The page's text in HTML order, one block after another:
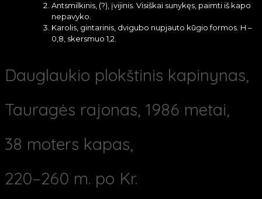
Antsmilkinis, (?), įvijinis. Visiškai sunykęs, paimti iš kapo
nepavyko.
Karolis, gintarinis, dvigubo nupjauto kūgio formos. H –
0,8, skersmuo 1,2.
Dauglaukio plokštinis kapinynas,
Tauragės rajonas, 1986 metai,
38 moters kapas,
220–260 m. po Kr.